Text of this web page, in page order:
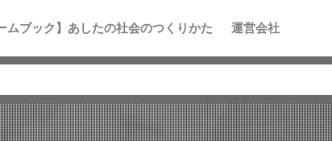
ムブック】あしたの社会のつくりかた 運営会社